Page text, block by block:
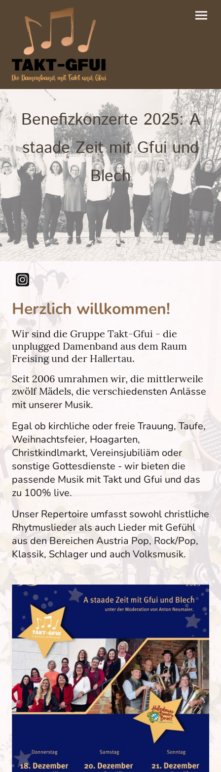
Benefizkonzerte 2025: A
staade Zeit mit Gfui und
Blech
Herzlich willkommen!
Wir sind die Gruppe Takt-Gfui - die
unplugged Damenband aus dem Raum
Freising und der Hallertau.
Seit 2006 umrahmen wir, die mittlerweile
zwölf Mädels, die verschiedensten Anlässe
mit unserer Musik.
Egal ob kirchliche oder freie Trauung, Taufe,
Weihnachtsfeier, Hoagarten,
Christkindlmarkt, Vereinsjubiliäm oder
sonstige Gottesdienste - wir bieten die
passende Musik mit Takt und Gfui und das
zu 100% live.
Unser Repertoire umfasst sowohl christliche
Rhytmuslieder als auch Lieder mit Gefühl
aus den Bereichen Austria Pop, Rock/Pop,
Klassik, Schlager und auch Volksmusik.